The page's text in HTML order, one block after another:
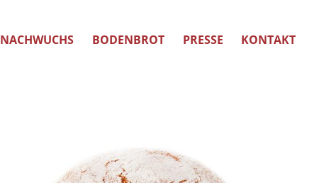
NACHWUCHS BODENBROT PRESSE KONTAKT